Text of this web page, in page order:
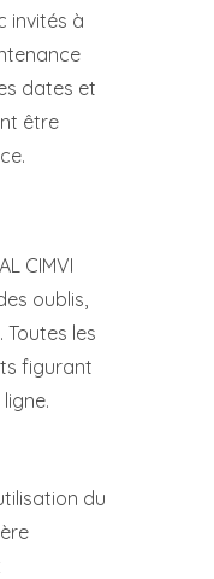
invités à
dates et
être
CIMVI
oublis,
les
figurant
du